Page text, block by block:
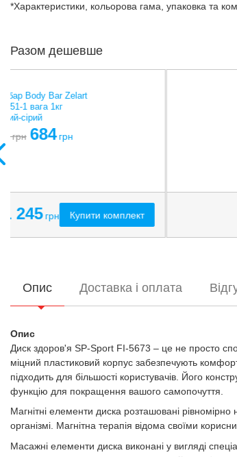
*Характеристики, кольорова гама, упаковка та
Разом дешевше
магнітами та
Грація SP-Sport FI-
Опис
Опис
Диск здоров'я SP-Sport FI-5673 – це не просто
міцний пластиковий корпус забезпечують
підходить для більшості користувачів. Його
функцію для покращення вашого самопочуття.
Магнітні елементи диска розташовані
організмі. Магнітна терапія відома своїми
Масажні елементи диска виконані у вигляді
Доставка і оплата